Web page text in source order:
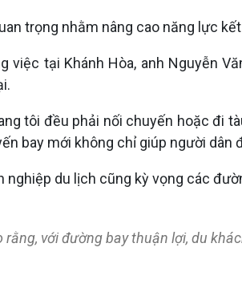
trọng nhằm nâng cao năng lực
việc tại Khánh Hòa, anh Nguyễn
tôi đều phải nối chuyến hoặc đi
bay mới không chỉ giúp người
nghiệp du lịch cũng kỳ vọng các
với đường bay thuận lợi, du